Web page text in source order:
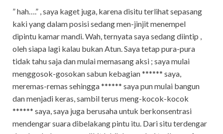
” hah….” , saya kaget juga, karena disitu terlihat sepasang
kaki yang dalam posisi sedang men-jinjit menempel
dipintu kamar mandi. Wah, ternyata saya sedang diintip ,
oleh siapa lagi kalau bukan Atun. Saya tetap pura-pura
tidak tahu saja dan mulai memasang aksi ; saya mulai
menggosok-gosokan sabun kebagian ****** saya,
meremas-remas sehingga ****** saya pun mulai bangun
dan menjadi keras, sambil terus meng-kocok-kocok
****** saya, saya juga berusaha untuk berkonsentrasi
mendengar suara dibelakang pintu itu. Dari situ terdengar